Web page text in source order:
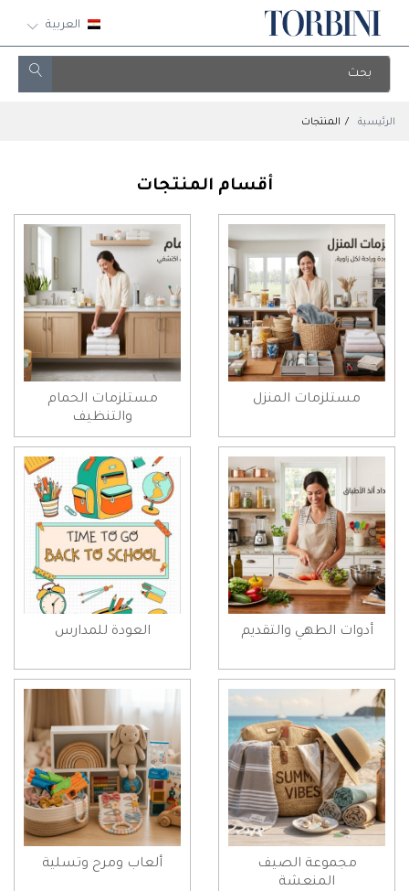
العربية
الرئيسية المنتجات
أقسام المنتجات
مستلزمات المنزل
مستلزمات الحمام
والتنظيف
أدوات الطهي والتقديم العودة للمدارس
مجموعة الصيف
المنعشة
ألعاب ومرح وتسلية